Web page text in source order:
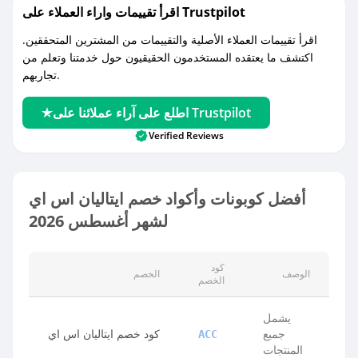
اقرأ تقييمات واراء العملاء على Trustpilot
اقرأ تقييمات العملاء الأصلية والتقييمات من المشترين المتحققين.
اكتشف ما يعتقده المستخدمون الحقيقيون حول خدمتنا وتعلم من
تجاربهم.
اطلع على آراء عملائنا على Trustpilot
Verified Reviews
أفضل كوبونات وأكواد خصم ايتاليان اس اي
لشهر أغسطس 2026
الخصم
كود
الخصم
الوصف
كود خصم ايتاليان اس اي ACC
يشمل
جميع
المنتجات